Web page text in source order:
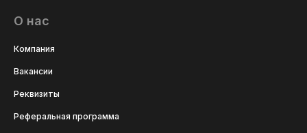
О нас
Компания
Вакансии
Реквизиты
Реферальная программа